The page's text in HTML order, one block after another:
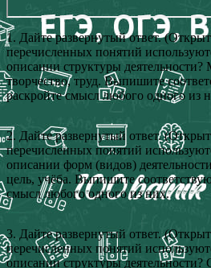
1. Дайте развернутый ответ.
перечисленных понятий
описании структуры деятельности?
творчество, труд. Выпишите
раскройте смысл любого одного из
2. Дайте развернутый ответ.
перечисленных понятий
описании форм (видов)
цель, учёба. Выпишите
смысл любого одного из них.
3. Дайте развернутый ответ.
перечисленных понятий
описании структуры деятельности?